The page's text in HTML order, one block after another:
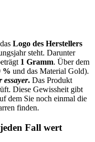
Logo des Herstellers
steht. Darunter
1 Gramm. Über dem
% und das Material Gold).
essayer. Das Produkt
Diese Gewissheit gibt
dem Sie noch einmal die
finden.
Fall wert